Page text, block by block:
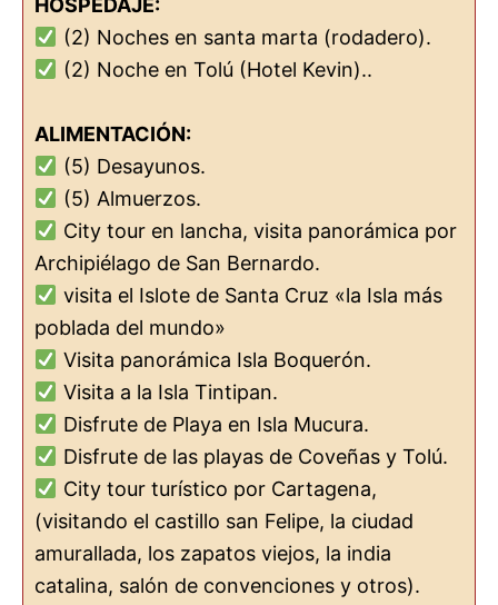
HOSPEDAJE:
(2) Noches en santa marta (rodadero).
(2) Noche en Tolú (Hotel Kevin)..
ALIMENTACIÓN:
(5) Desayunos.
(5) Almuerzos.
City tour en lancha, visita panorámica por
Archipiélago de San Bernardo.
visita el Islote de Santa Cruz «la Isla más
poblada del mundo»
Visita panorámica Isla Boquerón.
Visita a la Isla Tintipan.
Disfrute de Playa en Isla Mucura.
Disfrute de las playas de Coveñas y Tolú.
City tour turístico por Cartagena,
(visitando el castillo san Felipe, la ciudad
amurallada, los zapatos viejos, la india
catalina, salón de convenciones y otros).